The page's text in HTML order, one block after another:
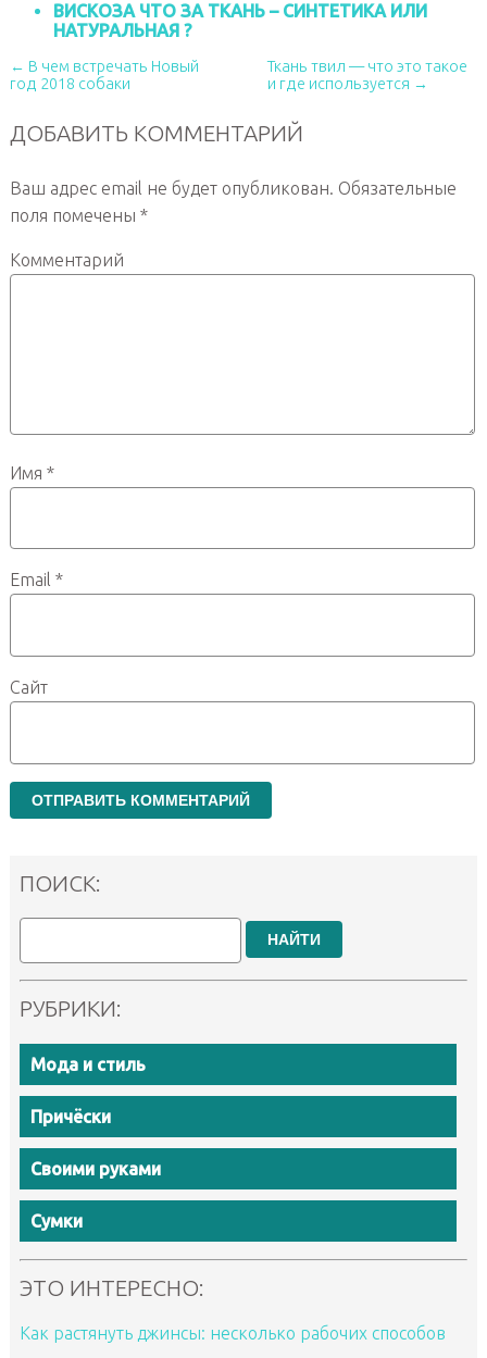
ВИСКОЗА ЧТО ЗА ТКАНЬ – СИНТЕТИКА ИЛИ
НАТУРАЛЬНАЯ ?
← В чем встречать Новый
год 2018 собаки
Ткань твил — что это такое
и где используется →
ДОБАВИТЬ КОММЕНТАРИЙ
Ваш адрес email не будет опубликован. Обязательные
поля помечены *
Комментарий
Имя *
Email *
Сайт
ПОИСК:
НАЙТИ
РУБРИКИ:
Мода и стиль
Причёски
Своими руками
Сумки
ЭТО ИНТЕРЕСНО:
Как растянуть джинсы: несколько рабочих способов